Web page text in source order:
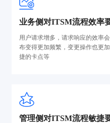
业务侧对ITSM流程效率
用户请求增多，请求响应的效率
布变得更加频繁，变更操作也更
捷的卡点等
管理侧对ITSM流程敏捷